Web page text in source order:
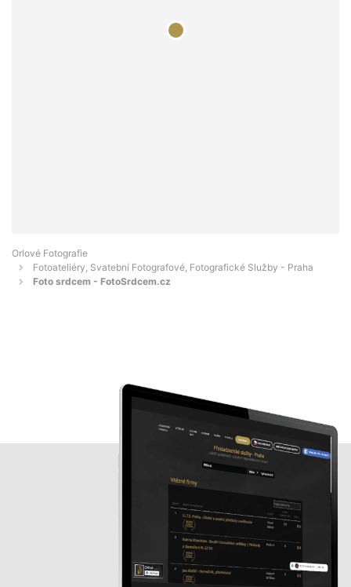
Orlové Fotografie
Fotoateliéry, Svatební Fotografové, Fotografické Služby - Praha
Foto srdcem - FotoSrdcem.cz